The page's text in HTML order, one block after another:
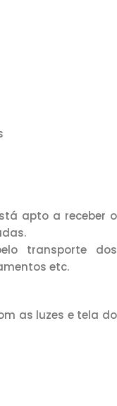
apto a receber o
transporte dos
etc.
as luzes e tela do